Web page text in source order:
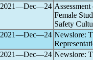
2021―Dec―24
Female
Safety
2021―Dec―24 Newslore:
2021―Dec―24 Newslore: